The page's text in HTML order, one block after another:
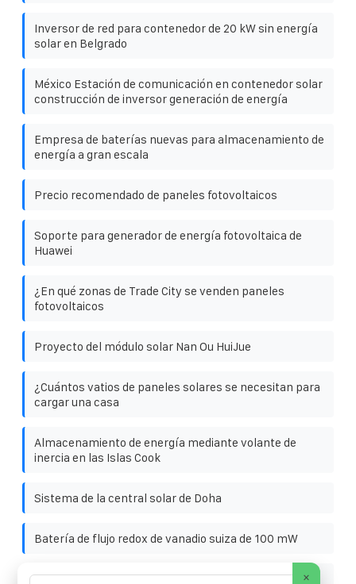
Inversor de red para contenedor de 20 kW sin energía
solar en Belgrado
México Estación de comunicación en contenedor solar
construcción de inversor generación de energía
Empresa de baterías nuevas para almacenamiento de
energía a gran escala
Precio recomendado de paneles fotovoltaicos
Soporte para generador de energía fotovoltaica de
Huawei
¿En qué zonas de Trade City se venden paneles
fotovoltaicos
Proyecto del módulo solar Nan Ou HuiJue
¿Cuántos vatios de paneles solares se necesitan para
cargar una casa
Almacenamiento de energía mediante volante de
inercia en las Islas Cook
Sistema de la central solar de Doha
Batería de flujo redox de vanadio suiza de 100 mW
Baterías de iones de litio de Brasil ×